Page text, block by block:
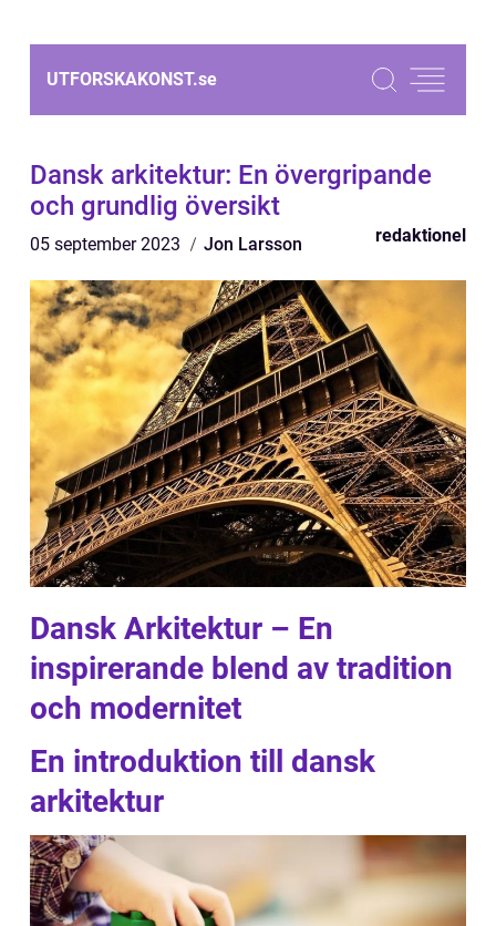
UTFORSKAKONST.se
Dansk arkitektur: En övergripande
och grundlig översikt
05 september 2023 Jon Larsson redaktionel
Dansk Arkitektur – En
inspirerande blend av tradition
och modernitet
En introduktion till dansk
arkitektur